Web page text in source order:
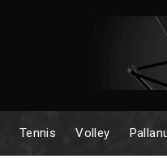
Tennis Volley